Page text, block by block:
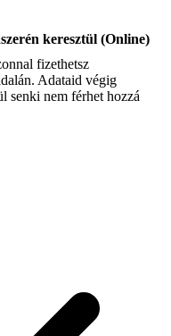
keresztül (Online)
fizethetsz
Adataid végig
senki nem férhet hozzá